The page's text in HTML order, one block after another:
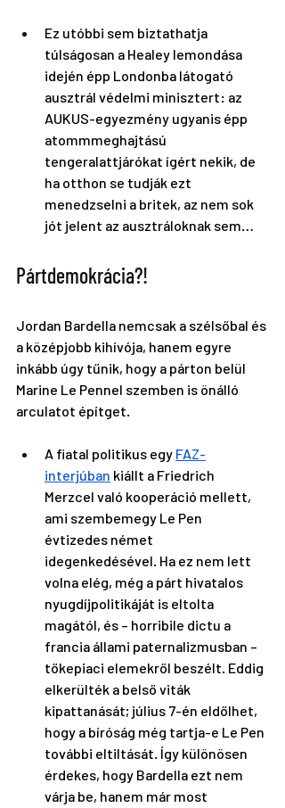
Ez utóbbi sem biztathatja
túlságosan a Healey lemondása
idején épp Londonba látogató
ausztrál védelmi minisztert: az
AUKUS-egyezmény ugyanis épp
atommmeghajtású
tengeralattjárókat ígért nekik, de
ha otthon se tudják ezt
menedzselni a britek, az nem sok
jót jelent az ausztráloknak sem…
Pártdemokrácia?!
Jordan Bardella nemcsak a szélsőbal és
a középjobb kihívója, hanem egyre
inkább úgy tűnik, hogy a párton belül
Marine Le Pennel szemben is önálló
arculatot építget.
A fiatal politikus egy FAZ-
interjúban kiállt a Friedrich
Merzcel való kooperáció mellett,
ami szembemegy Le Pen
évtizedes német
idegenkedésével. Ha ez nem lett
volna elég, még a párt hivatalos
nyugdíjpolitikáját is eltolta
magától, és – horribile dictu a
francia állami paternalizmusban –
tőkepiaci elemekről beszélt. Eddig
elkerülték a belső viták
kipattanását; július 7-én eldőlhet,
hogy a bíróság még tartja-e Le Pen
további eltiltását. Így különösen
érdekes, hogy Bardella ezt nem
várja be, hanem már most